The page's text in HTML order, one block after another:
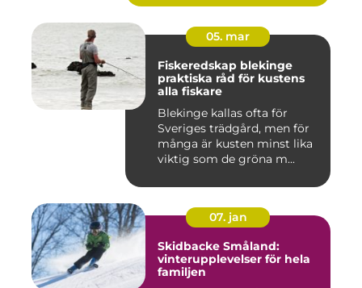
05. mar
Fiskeredskap blekinge
praktiska råd för kustens
alla fiskare
Blekinge kallas ofta för
Sveriges trädgård, men för
många är kusten minst lika
viktig som de gröna m...
07. jan
Skidbacke Småland:
vinterupplevelser för hela
familjen